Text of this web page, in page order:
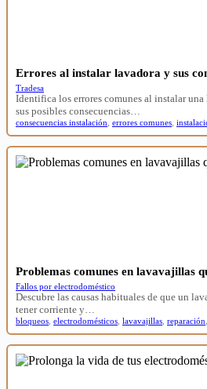
Errores al instalar lavadora y sus
Tradesa
Identifica los errores comunes al instalar una
sus posibles consecuencias…
consecuencias instalación errores comunes
Problemas comunes en lavavajillas
Fallos por electrodoméstico
Descubre las causas habituales de que un
tener corriente y…
bloqueos electrodomésticos lavavajillas reparación